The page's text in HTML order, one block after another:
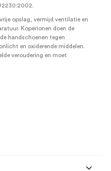
opslag, vermijd ventilatie en
Koperionen doen de
handschoenen tegen
en oxiderende middelen.
veroudering en moet